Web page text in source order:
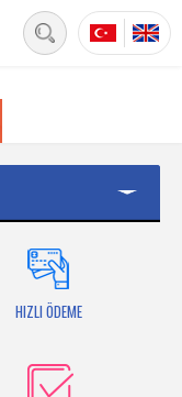
HIZLI ÖDEME